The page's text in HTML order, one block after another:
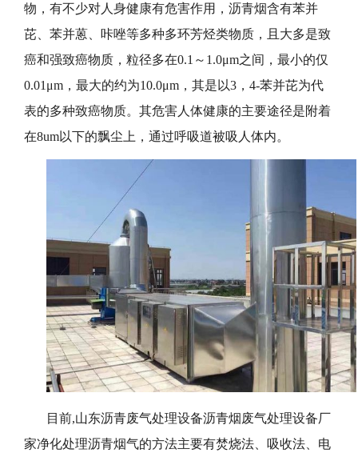
物，有不少对人身健康有危害作用，沥青烟含有苯并
芘、苯并蒽、咔唑等多种多环芳烃类物质，且大多是致
癌和强致癌物质，粒径多在0.1～1.0μm之间，最小的仅
0.01μm，最大的约为10.0μm，其是以3，4-苯并芘为代
表的多种致癌物质。其危害人体健康的主要途径是附着
在8um以下的飘尘上，通过呼吸道被吸人体内。
目前,山东沥青废气处理设备沥青烟废气处理设备厂
家净化处理沥青烟气的方法主要有焚烧法、吸收法、电